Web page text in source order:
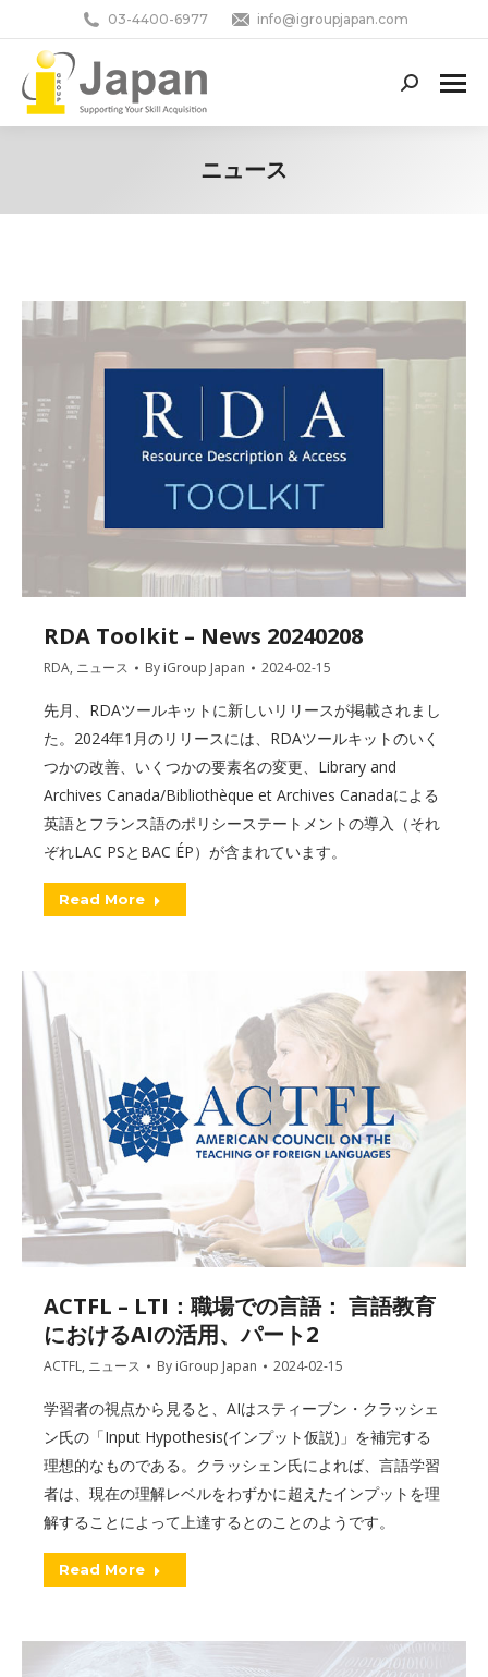
03-4400-6977 info@igroupjapan.com
Search:
ニュース
RDA Toolkit – News 20240208
RDA, ニュース By iGroup Japan 2024-02-15
先月、RDAツールキットに新しいリリースが掲載されまし
た。2024年1月のリリースには、RDAツールキットのいく
つかの改善、いくつかの要素名の変更、Library and
Archives Canada/Bibliothèque et Archives Canadaによる
英語とフランス語のポリシーステートメントの導入（それ
ぞれLAC PSとBAC ÉP）が含まれています。
Read More
ACTFL – LTI：職場での言語： 言語教育
におけるAIの活用、パート2
ACTFL, ニュース By iGroup Japan 2024-02-15
学習者の視点から見ると、AIはスティーブン・クラッシェ
ン氏の「Input Hypothesis(インプット仮説)」を補完する
理想的なものである。クラッシェン氏によれば、言語学習
者は、現在の理解レベルをわずかに超えたインプットを理
解することによって上達するとのことのようです。
Read More